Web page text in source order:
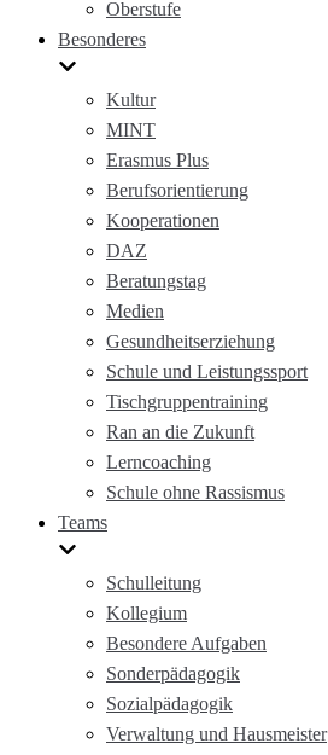
Oberstufe
Besonderes
Kultur
MINT
Erasmus Plus
Berufsorientierung
Kooperationen
DAZ
Beratungstag
Medien
Gesundheitserziehung
Schule und Leistungssport
Tischgruppentraining
Ran an die Zukunft
Lerncoaching
Schule ohne Rassismus
Teams
Schulleitung
Kollegium
Besondere Aufgaben
Sonderpädagogik
Sozialpädagogik
Verwaltung und Hausmeister